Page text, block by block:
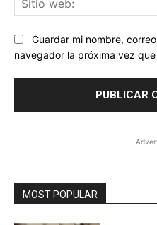
Guardar mi nombre,
navegador la próxima vez
-
MOST POPULAR